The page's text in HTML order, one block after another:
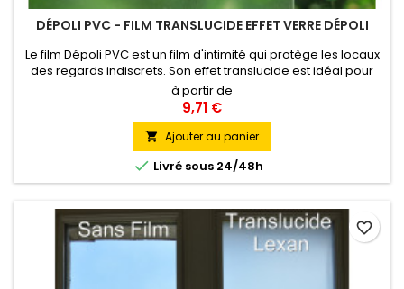
DÉPOLI PVC - FILM TRANSLUCIDE EFFET VERRE DÉPOLI
Le film Dépoli PVC est un film d'intimité qui protège les locaux
des regards indiscrets. Son effet translucide est idéal pour
masquer la vue tout en gardant une bonne luminosité à
l'intérieur. Il peut être appliqué en intérieur et être découpé
en motifs géométriques divers, son liner lui confère un atout
idéal pour la réalisation de découpes ou de...
à partir de
9,71 €
 Ajouter au panier
 Livré sous 24/48h
favorite_border